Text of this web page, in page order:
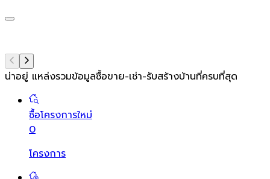
น่าอยู่ แหล่งรวมข้อมูลซื้อขาย-เช่า-รับสร้างบ้านที่ครบที่สุด
ซื้อโครงการใหม่
0
โครงการ